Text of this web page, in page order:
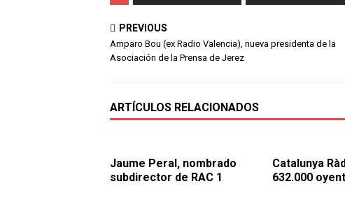
PREVIOUS
Amparo Bou (ex Radio Valencia), nueva presidenta de la
Asociación de la Prensa de Jerez
ARTÍCULOS RELACIONADOS
Jaume Peral, nombrado
subdirector de RAC 1
Catalunya
632.000